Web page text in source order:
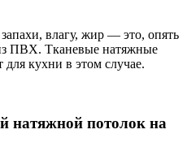
влагу, жир — это, опять
ПВХ. Тканевые натяжные
кухни в этом случае.
натяжной потолок на